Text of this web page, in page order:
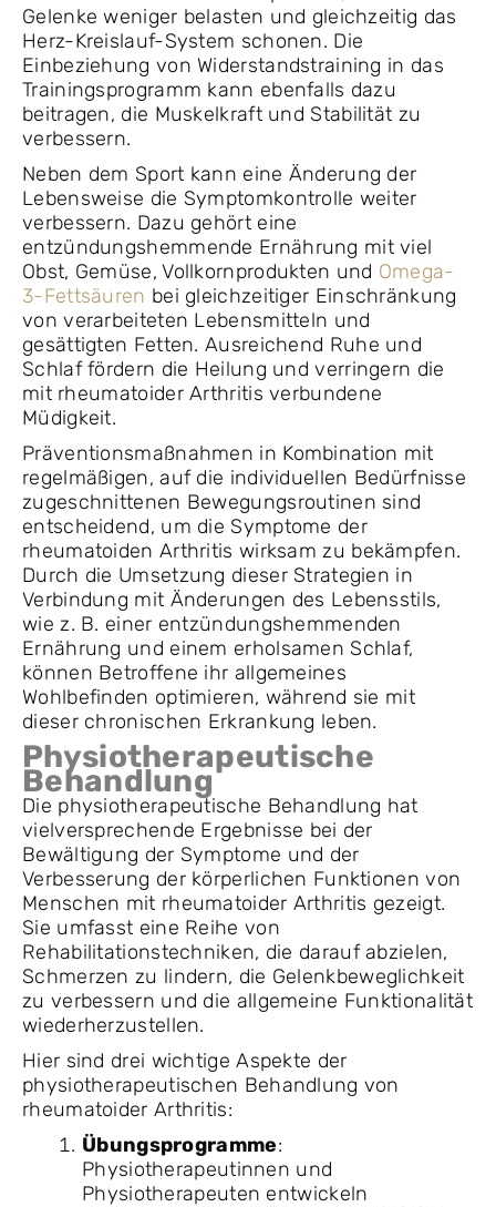
Gelenke weniger belasten und gleichzeitig das
Herz-Kreislauf-System schonen. Die
Einbeziehung von Widerstandstraining in das
Trainingsprogramm kann ebenfalls dazu
beitragen, die Muskelkraft und Stabilität zu
verbessern.
Neben dem Sport kann eine Änderung der
Lebensweise die Symptomkontrolle weiter
verbessern. Dazu gehört eine
entzündungshemmende Ernährung mit viel
Obst, Gemüse, Vollkornprodukten und Omega-
3-Fettsäuren bei gleichzeitiger Einschränkung
von verarbeiteten Lebensmitteln und
gesättigten Fetten. Ausreichend Ruhe und
Schlaf fördern die Heilung und verringern die
mit rheumatoider Arthritis verbundene
Müdigkeit.
Präventionsmaßnahmen in Kombination mit
regelmäßigen, auf die individuellen Bedürfnisse
zugeschnittenen Bewegungsroutinen sind
entscheidend, um die Symptome der
rheumatoiden Arthritis wirksam zu bekämpfen.
Durch die Umsetzung dieser Strategien in
Verbindung mit Änderungen des Lebensstils,
wie z. B. einer entzündungshemmenden
Ernährung und einem erholsamen Schlaf,
können Betroffene ihr allgemeines
Wohlbefinden optimieren, während sie mit
dieser chronischen Erkrankung leben.
Physiotherapeutische
Behandlung
Die physiotherapeutische Behandlung hat
vielversprechende Ergebnisse bei der
Bewältigung der Symptome und der
Verbesserung der körperlichen Funktionen von
Menschen mit rheumatoider Arthritis gezeigt.
Sie umfasst eine Reihe von
Rehabilitationstechniken, die darauf abzielen,
Schmerzen zu lindern, die Gelenkbeweglichkeit
zu verbessern und die allgemeine Funktionalität
wiederherzustellen.
Hier sind drei wichtige Aspekte der
physiotherapeutischen Behandlung von
rheumatoider Arthritis:
Übungsprogramme:
Physiotherapeutinnen und
Physiotherapeuten entwickeln